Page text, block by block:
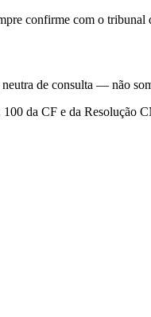
confirme com o tribunal
de consulta — não
da CF e da Resolução